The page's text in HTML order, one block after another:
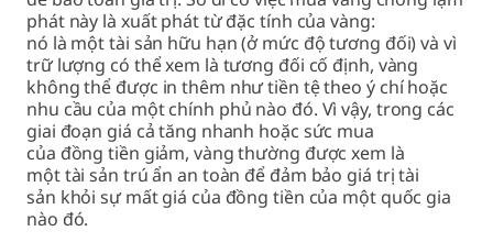
phát này là xuất phát từ đặc tính của vàng:
nó là một tài sản hữu hạn (ở mức độ tương đối) và vì
trữ lượng có thể xem là tương đối cố định, vàng
không thể được in thêm như tiền tệ theo ý chí hoặc
nhu cầu của một chính phủ nào đó. Vì vậy, trong các
giai đoạn giá cả tăng nhanh hoặc sức mua
của đồng tiền giảm, vàng thường được xem là
một tài sản trú ẩn an toàn để đảm bảo giá trị tài
sản khỏi sự mất giá của đồng tiền của một quốc gia
nào đó.